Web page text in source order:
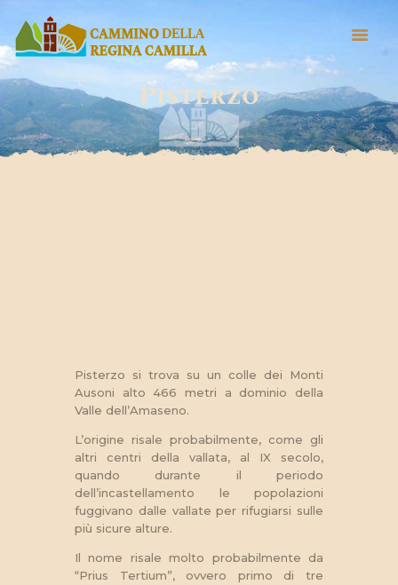
Pisterzo
HOME
CHI SIAMO
Pisterzo si trova su un colle dei Monti
Ausoni alto 466 metri a dominio della
Valle dell’Amaseno.
L’origine risale probabilmente, come gli
altri centri della vallata, al IX secolo,
quando durante il periodo
dell’incastellamento le popolazioni
fuggivano dalle vallate per rifugiarsi sulle
più sicure alture.
Il nome risale molto probabilmente da
“Prius Tertium”, ovvero primo di tre